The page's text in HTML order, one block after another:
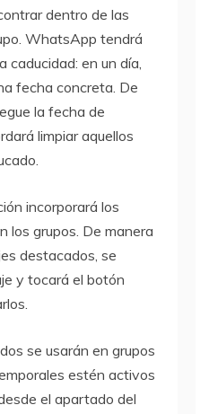
dentro de las
WhatsApp tendrá
caducidad: en un día,
fecha concreta. De
la fecha de
limpiar aquellos
incorporará los
los grupos. De manera
destacados, se
y tocará el botón
se usarán en grupos
estén activos
el apartado del